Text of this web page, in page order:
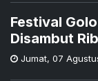
Festival
Disambut
Jumat, 07